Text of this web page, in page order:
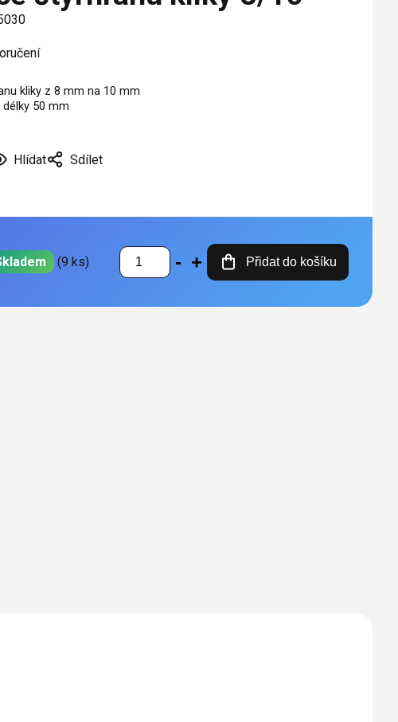
kliky z 8 mm na 10 mm
50 mm
Hlídat Sdílet
(9 ks) Přidat do košíku